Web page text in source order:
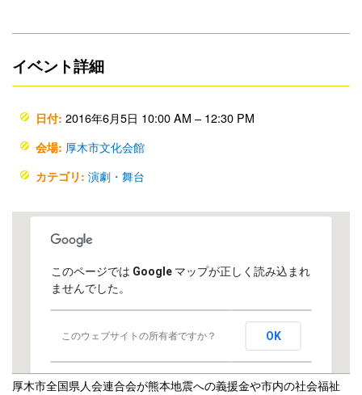
イベント詳細
日付: 2016年6月5日 10:00 AM – 12:30 PM
会場: 厚木市文化会館
カテゴリ: 演劇・舞台
このページでは Google マップが正しく読み込まれ
ませんでした。
このウェブサイトの所有者ですか？ OK
厚木市全国県人会連合会が熊本地震への義援金や市内の社会福祉